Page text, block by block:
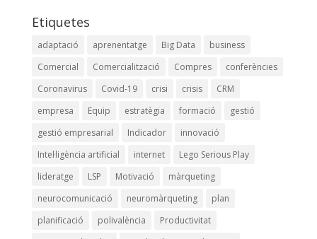
Etiquetes
adaptació aprenentatge Big Data
business
Comercial
Comercialització Compres
conferències
Coronavirus
Covid-19 crisi crisis
CRM
empresa
Equip estratègia formació
gestió
gestió empresarial
Indicador
innovació
Intel·ligència artificial
internet
Lego Serious Play
lideratge
LSP Motivació
màrqueting
neurocomunicació
neuromàrqueting
plan
planificació
polivalència
Productivitat